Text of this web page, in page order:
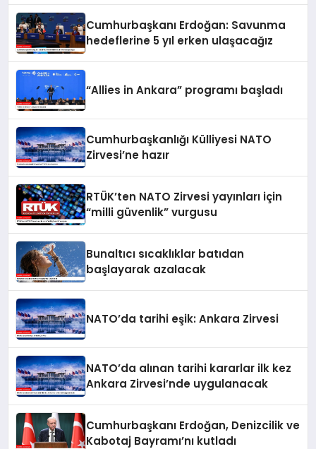
Cumhurbaşkanı Erdoğan: Savunma
hedeflerine 5 yıl erken ulaşacağız
“Allies in Ankara” programı başladı
Cumhurbaşkanlığı Külliyesi NATO
Zirvesi’ne hazır
RTÜK’ten NATO Zirvesi yayınları için
“milli güvenlik” vurgusu
Bunaltıcı sıcaklıklar batıdan
başlayarak azalacak
NATO’da tarihi eşik: Ankara Zirvesi
NATO’da alınan tarihi kararlar ilk kez
Ankara Zirvesi’nde uygulanacak
Cumhurbaşkanı Erdoğan, Denizcilik ve
Kabotaj Bayramı’nı kutladı